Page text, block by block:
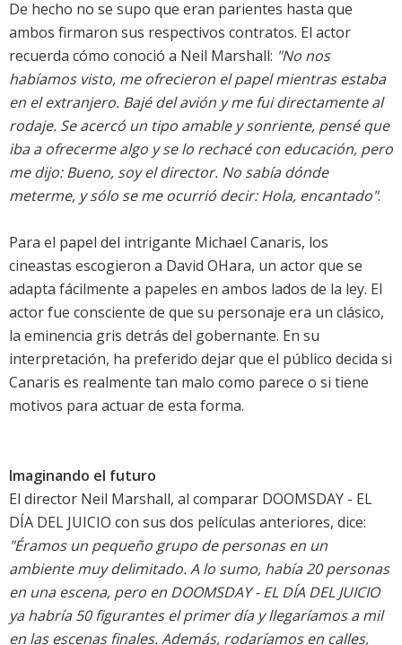
De hecho no se supo que eran parientes hasta que
ambos firmaron sus respectivos contratos. El actor
recuerda cómo conoció a Neil Marshall: "No nos
habíamos visto, me ofrecieron el papel mientras estaba
en el extranjero. Bajé del avión y me fui directamente al
rodaje. Se acercó un tipo amable y sonriente, pensé que
iba a ofrecerme algo y se lo rechacé con educación, pero
me dijo: Bueno, soy el director. No sabía dónde
meterme, y sólo se me ocurrió decir: Hola, encantado".
Para el papel del intrigante Michael Canaris, los
cineastas escogieron a David OHara, un actor que se
adapta fácilmente a papeles en ambos lados de la ley. El
actor fue consciente de que su personaje era un clásico,
la eminencia gris detrás del gobernante. En su
interpretación, ha preferido dejar que el público decida si
Canaris es realmente tan malo como parece o si tiene
motivos para actuar de esta forma.
Imaginando el futuro
El director Neil Marshall, al comparar DOOMSDAY - EL
DÍA DEL JUICIO con sus dos películas anteriores, dice:
"Éramos un pequeño grupo de personas en un
ambiente muy delimitado. A lo sumo, había 20 personas
en una escena, pero en DOOMSDAY - EL DÍA DEL JUICIO
ya habría 50 figurantes el primer día y llegaríamos a mil
en las escenas finales. Además, rodaríamos en calles,